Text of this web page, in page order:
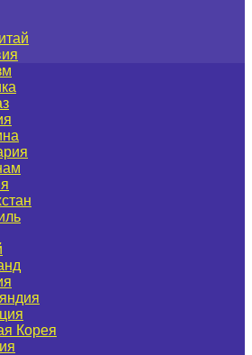
Корея